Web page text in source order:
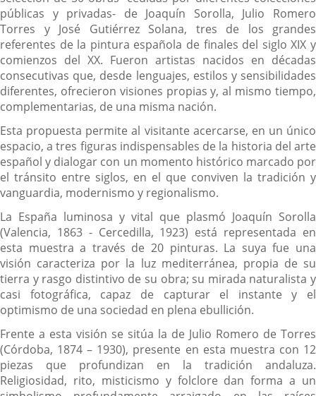
públicas y privadas- de Joaquín Sorolla, Julio Romero
Torres y José Gutiérrez Solana, tres de los grandes
referentes de la pintura española de finales del siglo XIX y
comienzos del XX. Fueron artistas nacidos en décadas
consecutivas que, desde lenguajes, estilos y sensibilidades
diferentes, ofrecieron visiones propias y, al mismo tiempo,
complementarias, de una misma nación.
Esta propuesta permite al visitante acercarse, en un único
espacio, a tres figuras indispensables de la historia del arte
español y dialogar con un momento histórico marcado por
el tránsito entre siglos, en el que conviven la tradición y
vanguardia, modernismo y regionalismo.
La España luminosa y vital que plasmó Joaquín Sorolla
(Valencia, 1863 - Cercedilla, 1923) está representada en
esta muestra a través de 20 pinturas. La suya fue una
visión caracteriza por la luz mediterránea, propia de su
tierra y rasgo distintivo de su obra; su mirada naturalista y
casi fotográfica, capaz de capturar el instante y el
optimismo de una sociedad en plena ebullición.
Frente a esta visión se sitúa la de Julio Romero de Torres
(Córdoba, 1874 – 1930), presente en esta muestra con 12
piezas que profundizan en la tradición andaluza.
Religiosidad, rito, misticismo y folclore dan forma a un